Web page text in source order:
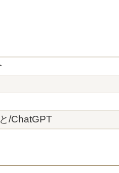
/ChatGPT